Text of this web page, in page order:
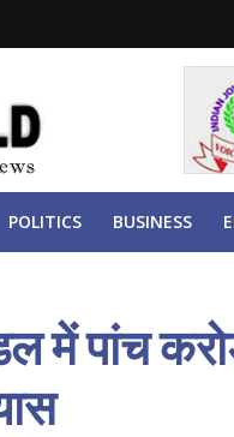
POLITICS BUSINESS
में पांच